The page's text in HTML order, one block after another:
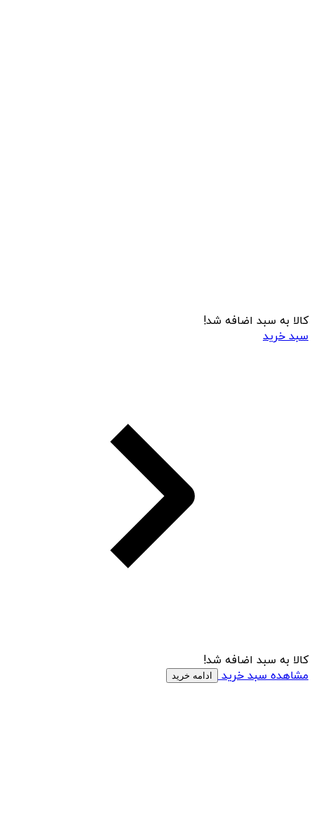
کالا به سبد اضافه شد!
سبد خرید
کالا به سبد اضافه شد!
مشاهده سبد خرید
ادامه خرید